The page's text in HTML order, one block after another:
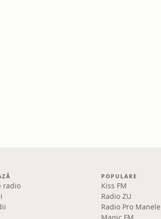
radio
POPULARE
Kiss FM
Radio ZU
Radio Pro Manele